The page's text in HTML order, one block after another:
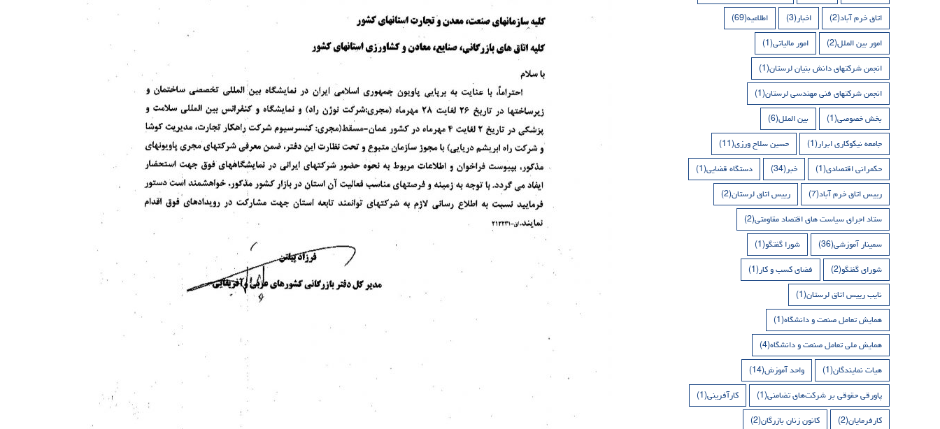
اتاق خرم آباد(2) اخبار(3) اطلاعیه(69)
امور بین الملل(2) امور مالیاتی(1)
انجمن شرکتهای دانش بنیان لرستان(1)
انجمن شرکتهای فنی مهندسی لرستان(1)
بخش خصوصی(1) بین الملل(6)
جامعه نیکوکاری ابرار(1) حسین سلاح ورزی(11)
حکمرانی اقتصادی(1) خبر(34) دستگاه قضایی(1)
رییس اتاق خرم آباد(7) رییس اتاق لرستان(2)
ستاد اجرای سیاست های اقتصاد مقاومتی(2)
سمینار آموزشی(36) شورا گفتگو(1)
شورای گفتگو(2) فضای کسب و کار(1)
نایب رییس اتاق لرستان(1)
همایش تعامل صنعت و دانشگاه(1)
همایش ملی تعامل صنعت و دانشگاه(4)
هیات نمایندگان(1) واحد آموزش(14)
پاورقی حقوقی بر شرکت‌های تضامنی(1) کارآفرینی(1)
کارفرمایان(2) کانون زنان بازرگان(2)